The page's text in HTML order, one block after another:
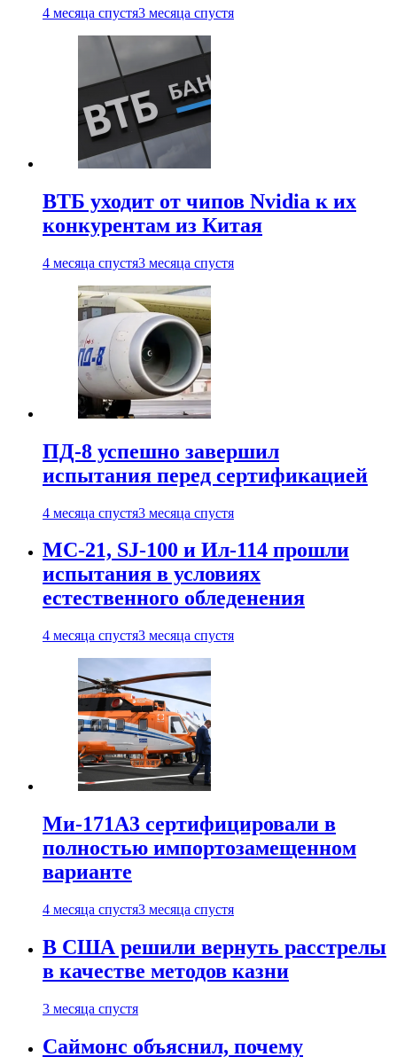
4 месяца спустя3 месяца спустя
ВТБ уходит от чипов Nvidia к их
конкурентам из Китая
4 месяца спустя3 месяца спустя
ПД-8 успешно завершил
испытания перед сертификацией
4 месяца спустя3 месяца спустя
МС-21, SJ-100 и Ил-114 прошли
испытания в условиях
естественного обледенения
4 месяца спустя3 месяца спустя
Ми-171А3 сертифицировали в
полностью импортозамещенном
варианте
4 месяца спустя3 месяца спустя
В США решили вернуть расстрелы
в качестве методов казни
3 месяца спустя
Саймонс объяснил, почему